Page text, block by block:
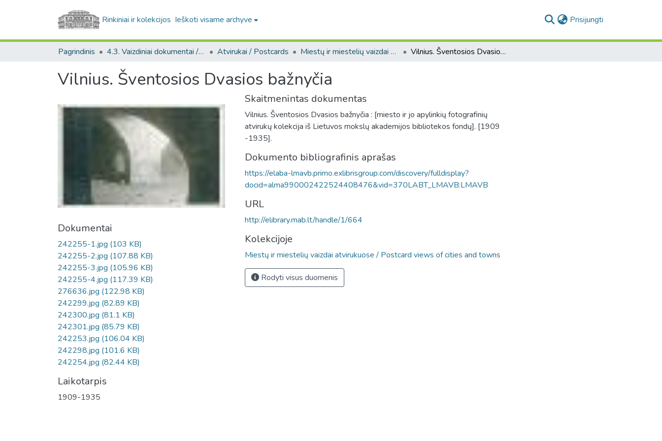
Rinkiniai ir kolekcijos Ieškoti visame archyve Prisijungti
Pagrindinis 4.3. Vaizdiniai dokumentai / Visual documents Atvirukai / Postcards Miestų ir miestelių vaizdai atvirukuose / Postcard views of cities and towns Vilnius. Šventosios Dvasios bažnyčia
Vilnius. Šventosios Dvasios bažnyčia
Dokumentai
242255-1.jpg (103 KB)
242255-2.jpg (107.88 KB)
242255-3.jpg (105.96 KB)
242255-4.jpg (117.39 KB)
276636.jpg (122.98 KB)
242299.jpg (82.89 KB)
242300.jpg (81.1 KB)
242301.jpg (85.79 KB)
242253.jpg (106.04 KB)
242298.jpg (101.6 KB)
242254.jpg (82.44 KB)
Laikotarpis
1909-1935
Skaitmenintas dokumentas
Vilnius. Šventosios Dvasios bažnyčia : [miesto ir jo apylinkių fotografinių
atvirukų kolekcija iš Lietuvos mokslų akademijos bibliotekos fondų]. [1909
-1935].
Dokumento bibliografinis aprašas
https://elaba-lmavb.primo.exlibrisgroup.com/discovery/fulldisplay?
docid=alma990002422524408476&vid=370LABT_LMAVB:LMAVB
URL
http://elibrary.mab.lt/handle/1/664
Kolekcijoje
Miestų ir miestelių vaizdai atvirukuose / Postcard views of cities and towns
Rodyti visus duomenis